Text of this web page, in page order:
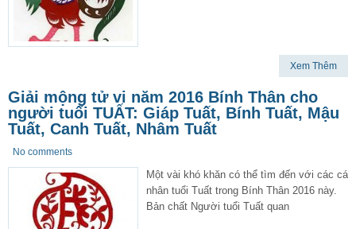
Xem Thêm
Giải mộng tử vi năm 2016 Bính Thân cho
người tuổi TUẤT: Giáp Tuất, Bính Tuất, Mậu
Tuất, Canh Tuất, Nhâm Tuất
No comments
Một vài khó khăn có thể tìm đến với các cá
nhân tuổi Tuất trong Bính Thân 2016 này.
Bản chất Người tuổi Tuất quan